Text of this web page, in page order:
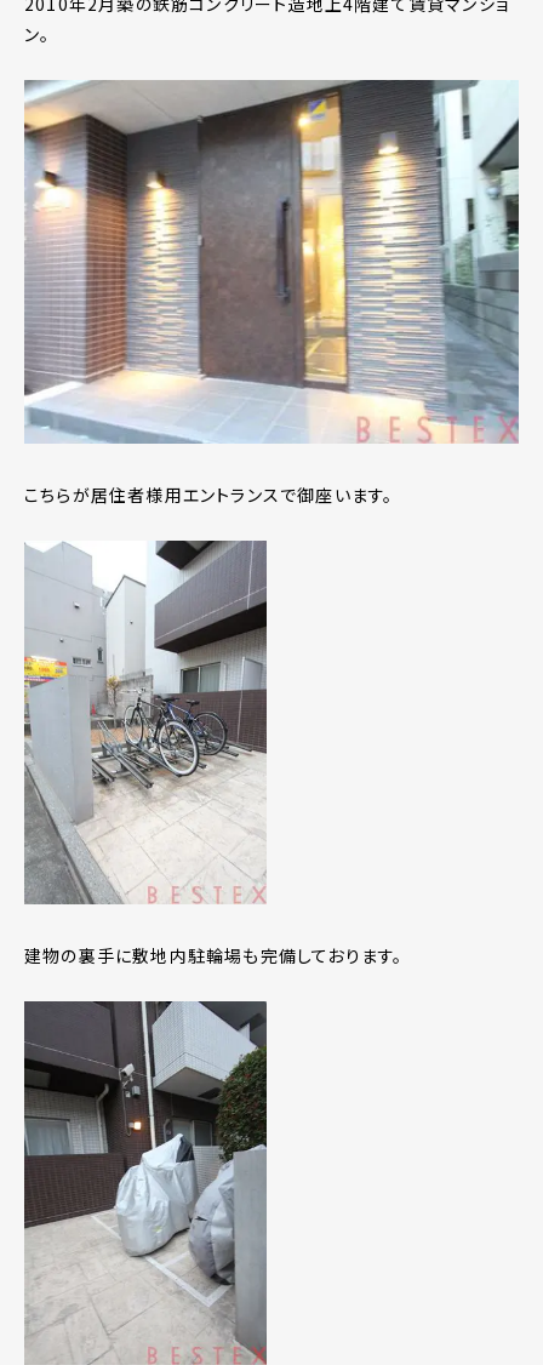
ン。
こちらが居住者様用エントランスで御座います。
建物の裏手に敷地内駐輪場も完備しております。